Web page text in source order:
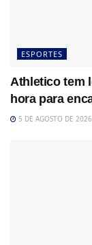
ESPORTES
Athletico tem
hora para
5 DE AGOSTO DE 2026